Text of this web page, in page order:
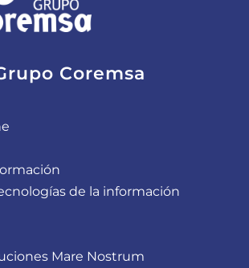
Coremsa
de la información​
Mare Nostrum